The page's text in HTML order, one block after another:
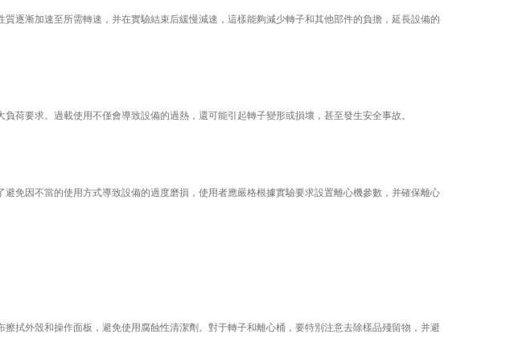
漸加速至所需轉速，并在實驗結束后緩慢減速，這樣能夠減少轉子和其他部件的負擔，延長設備的
要求。過載使用不僅會導致設備的過熱，還可能引起轉子變形或損壞，甚至發生安全事故。
因不當的使用方式導致設備的過度磨損，使用者應嚴格根據實驗要求設置離心機參數，并確保離心
外殼和操作面板，避免使用腐蝕性清潔劑。對于轉子和離心桶，要特別注意去除樣品殘留物，并避